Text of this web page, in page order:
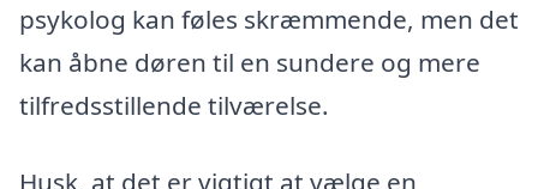
psykolog kan føles skræmmende, men det
kan åbne døren til en sundere og mere
tilfredsstillende tilværelse.
Husk, at det er vigtigt at vælge en